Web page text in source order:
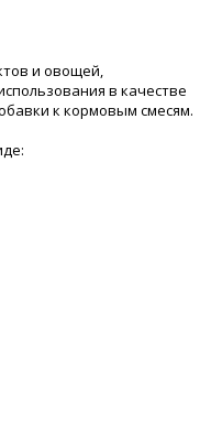
и овощей,
в качестве
к кормовым смесям.